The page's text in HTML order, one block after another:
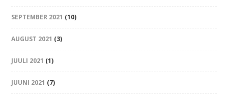
SEPTEMBER 2021 (10)
AUGUST 2021 (3)
JUULI 2021 (1)
JUUNI 2021 (7)